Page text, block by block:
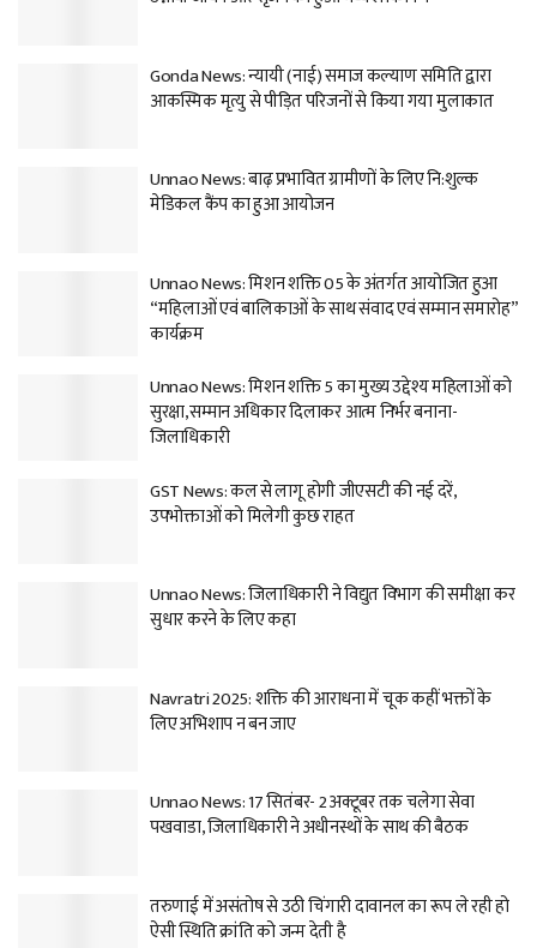
Gonda News: न्यायी (नाई) समाज कल्याण समिति द्वारा
आकस्मिक मृत्यु से पीड़ित परिजनों से किया गया मुलाकात
Unnao News: बाढ़ प्रभावित ग्रामीणों के लिए नि:शुल्क
मेडिकल कैंप का हुआ आयोजन
Unnao News: मिशन शक्ति 05 के अंतर्गत आयोजित हुआ
“महिलाओं एवं बालिकाओं के साथ संवाद एवं सम्मान समारोह”
कार्यक्रम
Unnao News: मिशन शक्ति 5 का मुख्य उद्देश्य महिलाओं को
सुरक्षा,सम्मान अधिकार दिलाकर आत्म निर्भर बनाना-
जिलाधिकारी
GST News: कल से लागू होगी जीएसटी की नई दरें,
उपभोक्ताओं को मिलेगी कुछ राहत
Unnao News: जिलाधिकारी ने विद्युत विभाग की समीक्षा कर
सुधार करने के लिए कहा
Navratri 2025: शक्ति की आराधना में चूक कहीं भक्तों के
लिए अभिशाप न बन जाए
Unnao News: 17 सितंबर- 2 अक्टूबर तक चलेगा सेवा
पखवाडा, जिलाधिकारी ने अधीनस्थों के साथ की बैठक
तरुणाई में असंतोष से उठी चिंगारी दावानल का रूप ले रही हो
ऐसी स्थिति क्रांति को जन्म देती है